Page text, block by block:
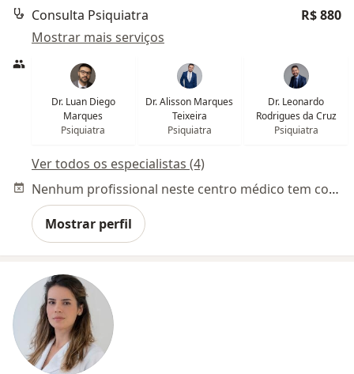
Consulta Psiquiatra
R$ 880
Mostrar mais serviços
Dr. Luan Diego
Marques
Psiquiatra
Dr. Alisson Marques
Teixeira
Psiquiatra
Dr. Leonardo
Rodrigues da Cruz
Psiquiatra
Ver todos os especialistas (4)
Nenhum profissional neste centro médico tem consultas disponíveis
Mostrar perfil